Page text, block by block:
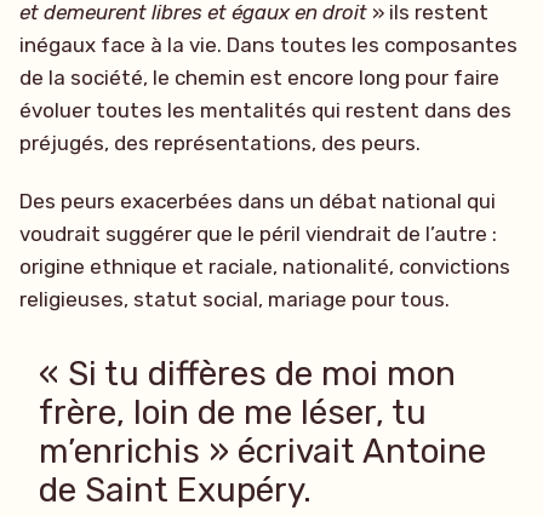
et demeurent libres et égaux en droit » ils restent
inégaux face à la vie. Dans toutes les composantes
de la société, le chemin est encore long pour faire
évoluer toutes les mentalités qui restent dans des
préjugés, des représentations, des peurs.
Des peurs exacerbées dans un débat national qui
voudrait suggérer que le péril viendrait de l’autre :
origine ethnique et raciale, nationalité, convictions
religieuses, statut social, mariage pour tous.
« Si tu diffères de moi mon
frère, loin de me léser, tu
m’enrichis » écrivait Antoine
de Saint Exupéry.